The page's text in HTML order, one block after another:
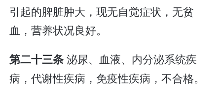
引起的脾脏肿大，现无自觉症状，无贫
血，营养状况良好。
第二十三条泌尿、血液、内分泌系统疾
病，代谢性疾病，免疫性疾病，不合格。